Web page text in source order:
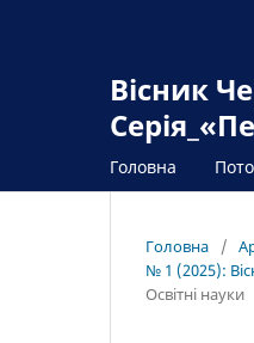
Вісник
Головна
Головна /
№ 1 (2025):
Освітні науки